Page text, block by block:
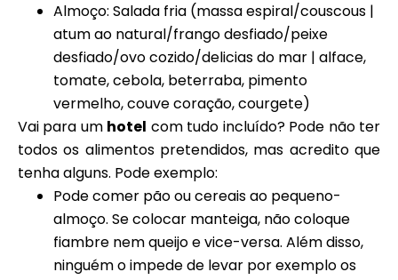
Almoço: Salada fria (massa espiral/couscous |
atum ao natural/frango desfiado/peixe
desfiado/ovo cozido/delicias do mar | alface,
tomate, cebola, beterraba, pimento
vermelho, couve coração, courgete)
Vai para um hotel com tudo incluído? Pode não ter
todos os alimentos pretendidos, mas acredito que
tenha alguns. Pode exemplo:
Pode comer pão ou cereais ao pequeno-
almoço. Se colocar manteiga, não coloque
fiambre nem queijo e vice-versa. Além disso,
ninguém o impede de levar por exemplo os